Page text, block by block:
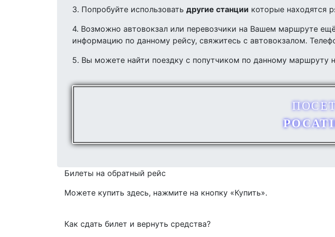
3. Попробуйте использовать другие станции которые находятся
4. Возможно автовокзал или перевозчики на Вашем маршруте
информацию по данному рейсу, свяжитесь с автовокзалом.
5. Вы можете найти поездку с попутчиком по данному маршруту
Билеты на обратный рейс
Можете купить здесь, нажмите на кнопку «Купить».
Как сдать билет и вернуть средства?